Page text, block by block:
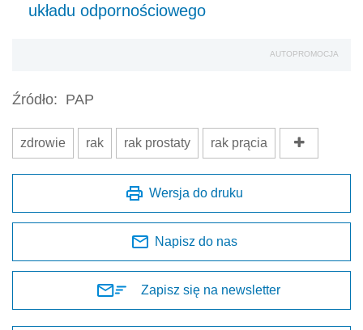
układu odpornościowego
AUTOPROMOCJA
Źródło: PAP
zdrowie rak rak prostaty rak prącia
Wersja do druku
Napisz do nas
Zapisz się na newsletter